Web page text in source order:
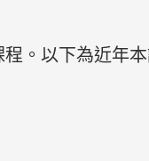
。以下為近年